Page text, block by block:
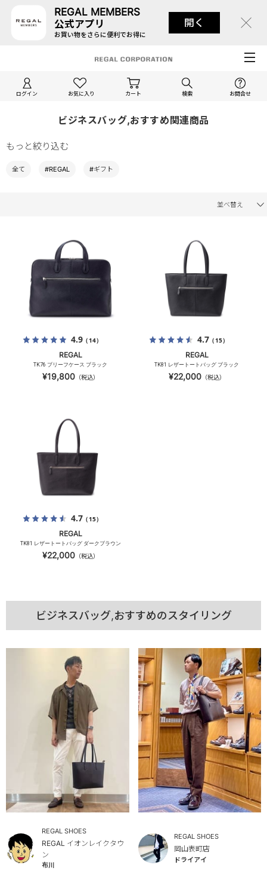
REGAL MEMBERS
公式アプリ
お買い物をさらに便利でお得に
開く
ログイン お気に入り カート 検索 お問合せ
ビジネスバッグ,おすすめ関連商品
もっと絞り込む
全て #REGAL #ギフト
並べ替え
4.9（14）
REGAL
TK76 ブリーフケース ブラック
¥19,800（税込）
4.7（15）
REGAL
TK81 レザートートバッグ ブラック
¥22,000（税込）
4.7（15）
REGAL
TK81 レザートートバッグ ダークブラウン
¥22,000（税込）
ビジネスバッグ,おすすめのスタイリング
REGAL SHOES
REGAL イオンレイクタウ
ン
布川
REGAL SHOES
岡山表町店
ドライアイ